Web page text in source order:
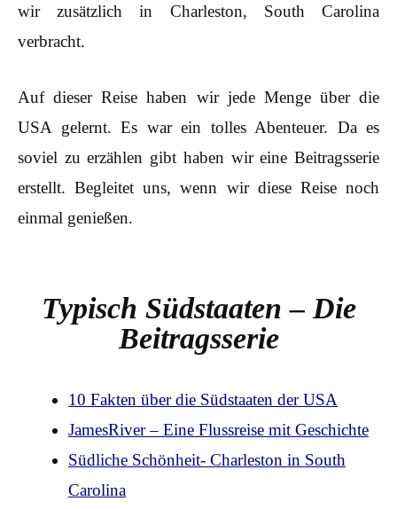
wir zusätzlich in Charleston, South Carolina
verbracht.
Auf dieser Reise haben wir jede Menge über die
USA gelernt. Es war ein tolles Abenteuer. Da es
soviel zu erzählen gibt haben wir eine Beitragsserie
erstellt. Begleitet uns, wenn wir diese Reise noch
einmal genießen.
Typisch Südstaaten – Die
Beitragsserie
10 Fakten über die Südstaaten der USA
JamesRiver – Eine Flussreise mit Geschichte
Südliche Schönheit- Charleston in South
Carolina